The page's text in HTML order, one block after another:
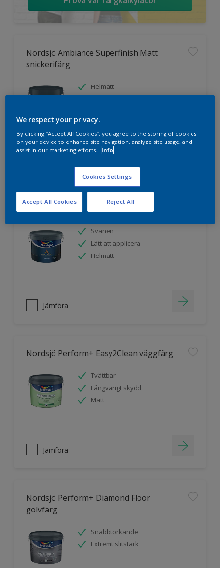
Nordsjö Ambiance Superfinish Matt
snickerifärg
Helmatt
Nordsjö Ambiance Endless Sky takfärg
Svanen
Lätt att applicera
Helmatt
Jämföra
Nordsjö Perform+ Easy2Clean väggfärg
Tvättbar
Långvarigt skydd
Matt
Jämföra
Nordsjö Perform+ Diamond Floor
golvfärg
Snabbtorkande
Extremt slitstark
We respect your privacy.
By clicking “Accept All Cookies”, you agree to the storing of cookies
on your device to enhance site navigation, analyze site usage, and
assist in our marketing efforts.
Info
Cookies Settings
Reject All
Accept All Cookies